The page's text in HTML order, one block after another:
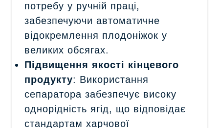
потребу у ручній праці,
забезпечуючи автоматичне
відокремлення плодоніжок у
великих обсягах.
Підвищення якості кінцевого
продукту: Використання
сепаратора забезпечує високу
однорідність ягід, що відповідає
стандартам харчової